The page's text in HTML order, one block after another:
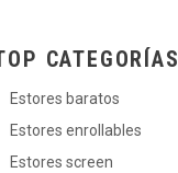
CATEGORÍAS
Estores baratos
Estores enrollables
Estores screen